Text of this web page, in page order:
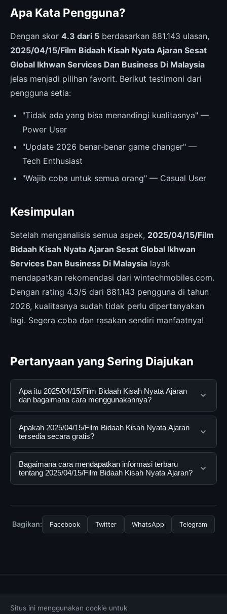
Apa Kata Pengguna?
Dengan skor 4.3 dari 5 berdasarkan 881.143 ulasan,
2025/04/15/Film Bidaah Kisah Nyata Ajaran Sesat
Global Ikhwan Services Dan Business Di Malaysia
jelas menjadi pilihan favorit. Berikut testimoni dari
pengguna setia:
"Tidak ada yang bisa menandingi kualitasnya" —
Power User
"Update 2026 benar-benar game changer" —
Tech Enthusiast
"Wajib coba untuk semua orang" — Casual User
Kesimpulan
Setelah menganalisis semua aspek, 2025/04/15/Film
Bidaah Kisah Nyata Ajaran Sesat Global Ikhwan
Services Dan Business Di Malaysia layak
mendapatkan rekomendasi dari wintechmobiles.com.
Dengan rating 4.3/5 dari 881.143 pengguna di tahun
2026, kualitasnya sudah tidak perlu dipertanyakan
lagi. Segera coba dan rasakan sendiri manfaatnya!
Pertanyaan yang Sering Diajukan
Apa itu 2025/04/15/Film Bidaah Kisah Nyata Ajaran
dan bagaimana cara menggunakannya?
2025/04/15/Film Bidaah Kisah Nyata Ajaran adalah
layanan digital yang dirancang untuk membantu
pengguna mendapatkan informasi lengkap dan
terpercaya. Anda dapat menggunakannya dengan
mengunjungi situs resmi dan mengikuti panduan yang
tersedia.
Apakah 2025/04/15/Film Bidaah Kisah Nyata Ajaran
tersedia secara gratis?
Ya, 2025/04/15/Film Bidaah Kisah Nyata Ajaran dapat
diakses secara gratis oleh semua pengguna. Tidak ada
biaya tersembunyi atau langganan yang diperlukan
Bagaimana cara mendapatkan informasi terbaru
tentang 2025/04/15/Film Bidaah Kisah Nyata Ajaran?
mengunjungi halaman resmi kami secara berkala. Kami
selalu memperbarui konten dengan informasi terkini dan
Bagikan: Facebook Twitter WhatsApp Telegram
Syarat & Ketentuan
Situs ini menggunakan cookie untuk